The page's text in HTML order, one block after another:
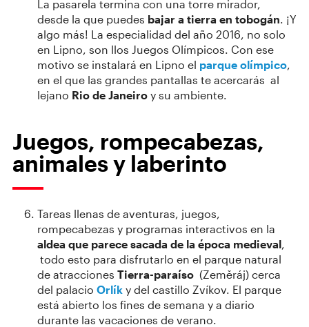
La pasarela termina con una torre mirador,
desde la que puedes bajar a tierra en tobogán. ¡Y
algo más! La especialidad del año 2016, no solo
en Lipno, son llos Juegos Olímpicos. Con ese
motivo se instalará en Lipno el parque olímpico,
en el que las grandes pantallas te acercarás al
lejano Rio de Janeiro y su ambiente.
Juegos, rompecabezas,
animales y laberinto
Tareas llenas de aventuras, juegos,
rompecabezas y programas interactivos en la
aldea que parece sacada de la época medieval,
todo esto para disfrutarlo en el parque natural
de atracciones Tierra-paraíso (Zeměráj) cerca
del palacio Orlík y del castillo Zvíkov. El parque
está abierto los fines de semana y a diario
durante las vacaciones de verano.